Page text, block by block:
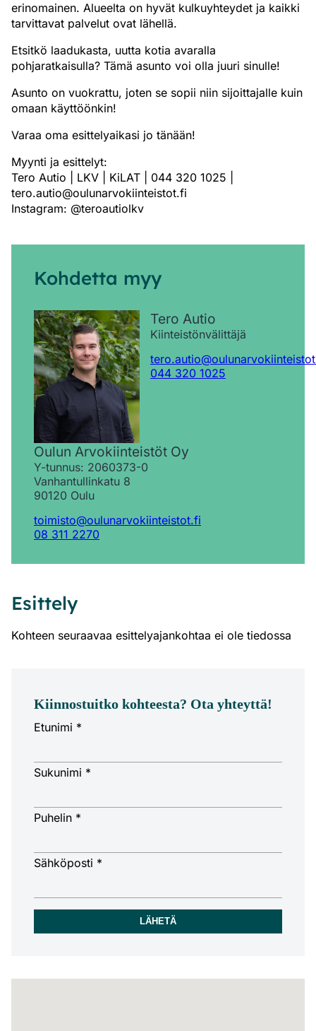
erinomainen. Alueelta on hyvät kulkuyhteydet ja kaikki
tarvittavat palvelut ovat lähellä.
Etsitkö laadukasta, uutta kotia avaralla
pohjaratkaisulla? Tämä asunto voi olla juuri sinulle!
Asunto on vuokrattu, joten se sopii niin sijoittajalle kuin
omaan käyttöönkin!
Varaa oma esittelyaikasi jo tänään!
Myynti ja esittelyt:
Tero Autio | LKV | KiLAT | 044 320 1025 |
tero.autio@oulunarvokiinteistot.fi
Instagram: @teroautiolkv
Kohdetta myy
Tero Autio
Kiinteistönvälittäjä
044 320 1025
Oulun Arvokiinteistöt Oy
Y-tunnus: 2060373-0
Vanhantullinkatu 8
90120 Oulu
toimisto@oulunarvokiinteistot.fi
08 311 2270
Esittely
Kohteen seuraavaa esittelyajankohtaa ei ole tiedossa
Kiinnostuitko kohteesta? Ota yhteyttä!
Etunimi *
Sukunimi *
Puhelin *
Sähköposti *